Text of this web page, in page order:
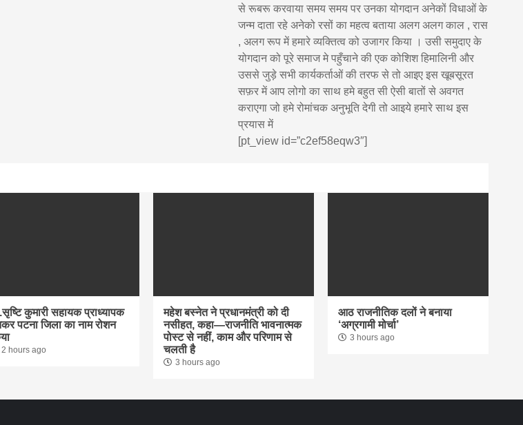
से रूबरू करवाया समय समय पर उनका योगदान अनेकों विधाओं के
जन्म दाता रहे अनेको रसों का महत्व बताया अलग अलग काल , रास
, अलग रूप में हमारे व्यक्तित्व को उजागर किया । उसी समुदाए के
योगदान को पूरे समाज मे पहुँचाने की एक कोशिश हिमालिनी और
उससे जुड़े सभी कार्यकर्ताओं की तरफ से तो आइए इस खूबसूरत
सफ़र में आप लोगो का साथ हमे बहुत सी ऐसी बातों से अवगत
कराएगा जो हमे रोमांचक अनुभूति देगी तो आइये हमारे साथ इस
प्रयास में
[pt_view id=”c2ef58eqw3″]
कुमारी सहायक प्राध्यापक
पटना जिला का नाम रोशन
2 hours ago
महेश बस्नेत ने प्रधानमंत्री को दी
नसीहत, कहा—राजनीति भावनात्मक
पोस्ट से नहीं, काम और परिणाम से
चलती है
3 hours ago
आठ राजनीतिक दलों ने बनाया
‘अग्रगामी मोर्चा’
3 hours ago